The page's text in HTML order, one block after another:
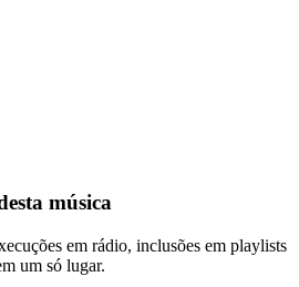
música
em rádio, inclusões em playlists
um só lugar.